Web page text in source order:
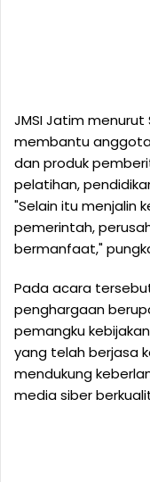
JMSI Jatim
membantu
dan produk
pelatihan,
"Selain itu menjalin
pemerintah,
bermanfaat,"
Pada acara
penghargaan
pemangku
yang telah berjasa
mendukung
media siber